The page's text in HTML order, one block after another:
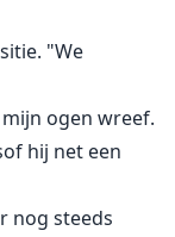
"We
ogen wreef.
hij net een
nog steeds